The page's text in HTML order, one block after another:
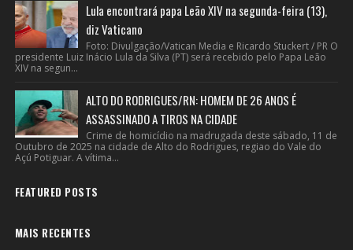
Lula encontrará papa Leão XIV na segunda-feira (13),
diz Vaticano
Foto: Divulgação/Vatican Media e Ricardo Stuckert / PR O
presidente Luiz Inácio Lula da Silva (PT) será recebido pelo Papa Leão
XIV na segun...
ALTO DO RODRIGUES/RN: HOMEM DE 26 ANOS É
ASSASSINADO A TIROS NA CIDADE
Crime de homicídio na madrugada deste sábado, 11 de
Outubro de 2025 na cidade de Alto do Rodrigues, regiao do Vale do
Açú Potiguar. A vítima...
FEATURED POSTS
MAIS RECENTES